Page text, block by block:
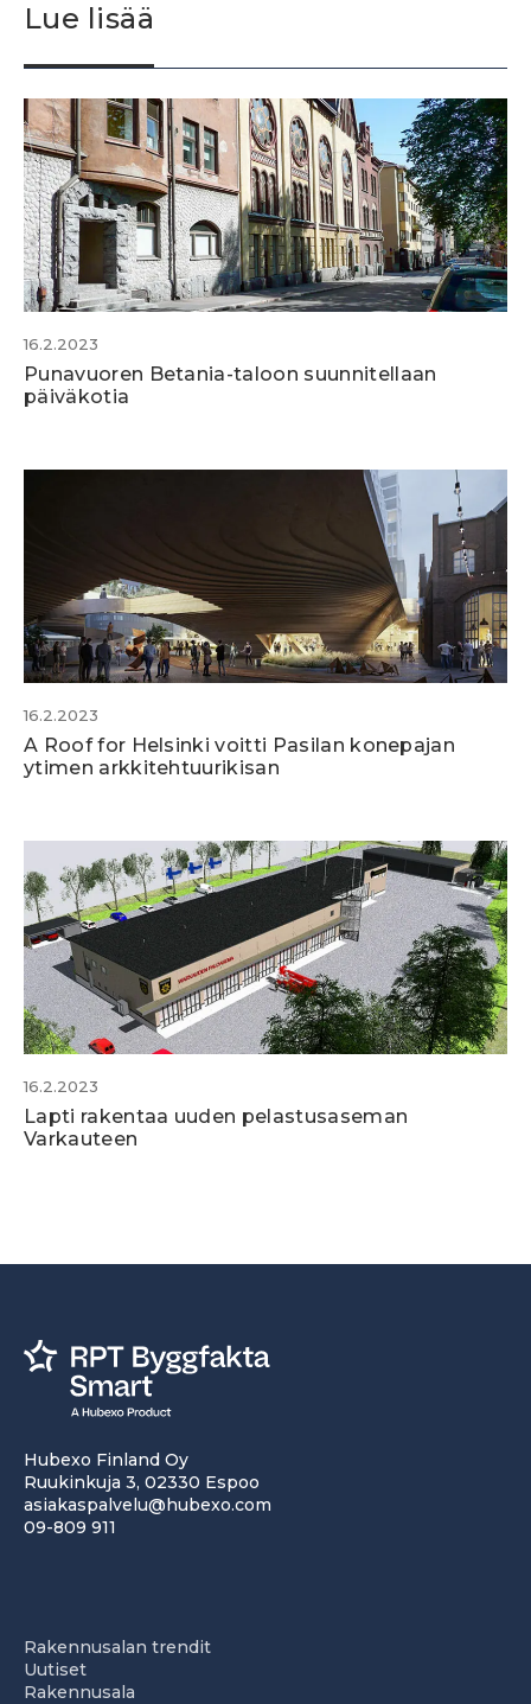
Lue lisää
16.2.2023
Punavuoren Betania-taloon suunnitellaan
päiväkotia
16.2.2023
A Roof for Helsinki voitti Pasilan konepajan
ytimen arkkitehtuurikisan
16.2.2023
Lapti rakentaa uuden pelastusaseman
Varkauteen
Hubexo Finland Oy
Ruukinkuja 3, 02330 Espoo
asiakaspalvelu@hubexo.com
09-809 911
Rakennusalan trendit
Uutiset
Rakennusala